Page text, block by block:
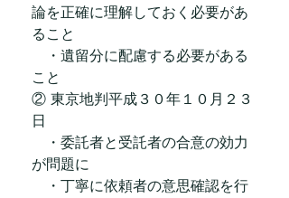
論を正確に理解しておく必要があ
ること
・遺留分に配慮する必要がある
こと
② 東京地判平成３０年１０月２３
日
・委託者と受託者の合意の効力
が問題に
・丁寧に依頼者の意思確認を行